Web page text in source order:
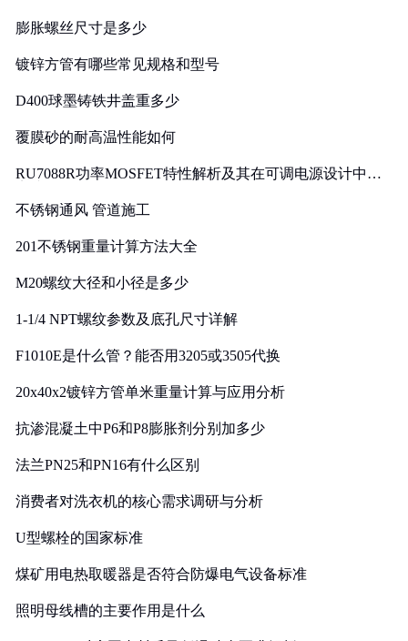
膨胀螺丝尺寸是多少
镀锌方管有哪些常见规格和型号
D400球墨铸铁井盖重多少
覆膜砂的耐高温性能如何
RU7088R功率MOSFET特性解析及其在可调电源设计中的
不锈钢通风 管道施工
201不锈钢重量计算方法大全
M20螺纹大径和小径是多少
1-1/4 NPT螺纹参数及底孔尺寸详解
F1010E是什么管？能否用3205或3505代换
20x40x2镀锌方管单米重量计算与应用分析
抗渗混凝土中P6和P8膨胀剂分别加多少
法兰PN25和PN16有什么区别
消费者对洗衣机的核心需求调研与分析
U型螺栓的国家标准
煤矿用电热取暖器是否符合防爆电气设备标准
照明母线槽的主要作用是什么